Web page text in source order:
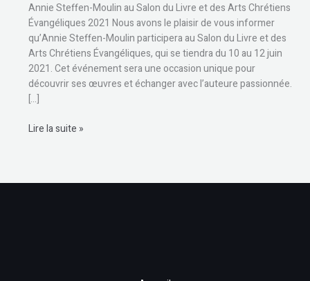
Annie Steffen-Moulin au Salon du Livre et des Arts Chrétiens
Évangéliques 2021 Nous avons le plaisir de vous informer
qu’Annie Steffen-Moulin participera au Salon du Livre et des
Arts Chrétiens Évangéliques, qui se tiendra du 10 au 12 juin
2021. Cet événement sera une occasion unique pour
découvrir ses œuvres et échanger avec l’auteure passionnée.
[…]
Lire la suite »